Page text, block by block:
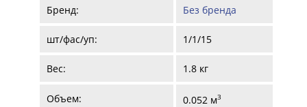
Бренд: Без бренда
шт/фас/уп: 1/1/15
Вес: 1.8 кг
Объем: 0.052 м3